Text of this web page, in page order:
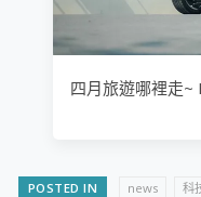
四月旅遊哪裡走~
POSTED IN news 科